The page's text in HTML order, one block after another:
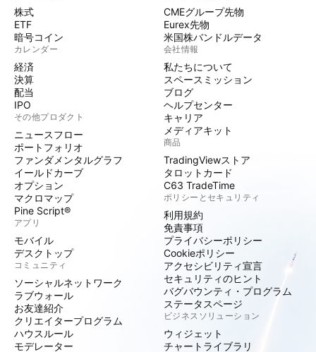
株式
ETF
暗号コイン
カレンダー
経済
決算
配当
IPO
その他プロダクト
ニュースフロー
ポートフォリオ
ファンダメンタルグラフ
イールドカーブ
オプション
マクロマップ
Pine Script®
アプリ
モバイル
デスクトップ
コミュニティ
ソーシャルネットワーク
ラブウォール
お友達紹介
クリエイタープログラム
ハウスルール
モデレーター
CMEグループ先物
Eurex先物
米国株バンドルデータ
会社情報
私たちについて
スペースミッション
ブログ
ヘルプセンター
キャリア
メディアキット
商品
TradingViewストア
タロットカード
C63 TradeTime
ポリシーとセキュリティ
利用規約
免責事項
プライバシーポリシー
Cookieポリシー
アクセシビリティ宣言
セキュリティのヒント
バグバウンティ・プログラム
ステータスページ
ビジネスソリューション
ウィジェット
チャートライブラリ